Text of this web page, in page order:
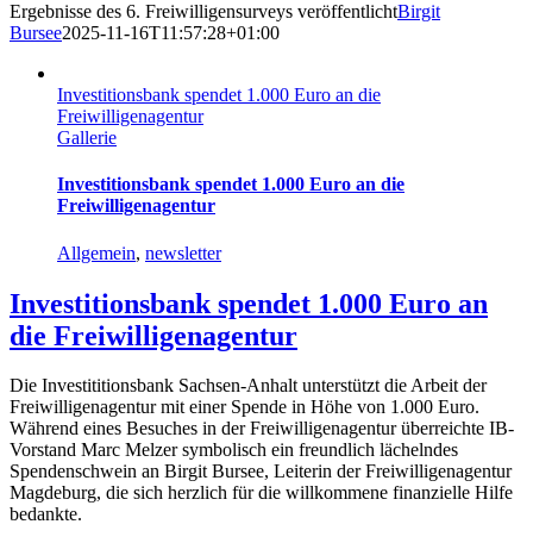
Ergebnisse des 6. Freiwilligensurveys veröffentlichtBirgit
Bursee2025-11-16T11:57:28+01:00
Investitionsbank spendet 1.000 Euro an die
Freiwilligenagentur
Gallerie
Investitionsbank spendet 1.000 Euro an die
Freiwilligenagentur
Allgemein, newsletter
Investitionsbank spendet 1.000 Euro an
die Freiwilligenagentur
Die Investititionsbank Sachsen-Anhalt unterstützt die Arbeit der
Freiwilligenagentur mit einer Spende in Höhe von 1.000 Euro.
Während eines Besuches in der Freiwilligenagentur überreichte IB-
Vorstand Marc Melzer symbolisch ein freundlich lächelndes
Spendenschwein an Birgit Bursee, Leiterin der Freiwilligenagentur
Magdeburg, die sich herzlich für die willkommene finanzielle Hilfe
bedankte.